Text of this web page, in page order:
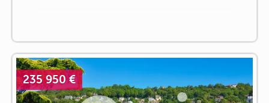
235 950 €